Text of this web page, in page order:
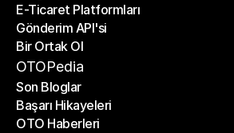
Kargo Şirketleri
E-Ticaret Platformları
E-Ticaret Platformları
Gönderim API'si
Gönderim API'si
Bir Ortak Ol
Bir Ortak Ol
OTOPedia
Son Bloglar
Son Bloglar
Başarı Hikayeleri
Başarı Hikayeleri
OTO Haberleri